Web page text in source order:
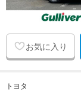
お気に入り
トヨタ